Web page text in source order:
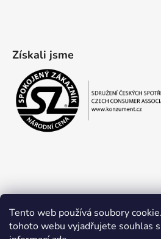
Tento web používá soubory
tohoto webu vyjadřujete souhlas
Získali jsme